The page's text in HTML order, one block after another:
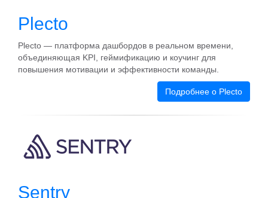
Plecto
Plecto — платформа дашбордов в реальном времени,
объединяющая KPI, геймификацию и коучинг для
повышения мотивации и эффективности команды.
Подробнее о Plecto
Sentry